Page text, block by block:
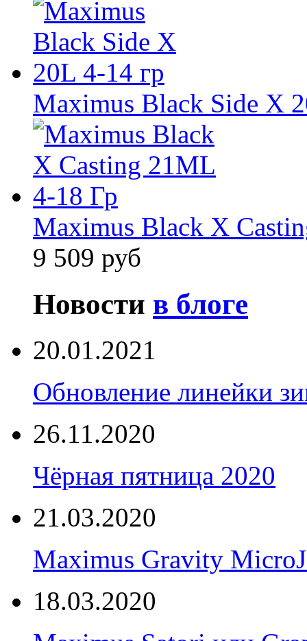
Maximus Black Side X
Maximus Black X
9 509 руб
Новости в блоге
20.01.2021
Обновление линейки
26.11.2020
Чёрная пятница 2020
21.03.2020
Maximus Gravity
18.03.2020